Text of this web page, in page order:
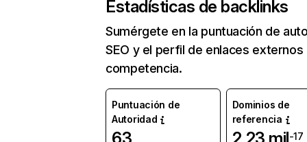
Estadísticas de backlinks
Sumérgete en la puntuación de
SEO y el perfil de enlaces externos
competencia.
Puntuación de
Autoridad
Dominios de
referencia
-17